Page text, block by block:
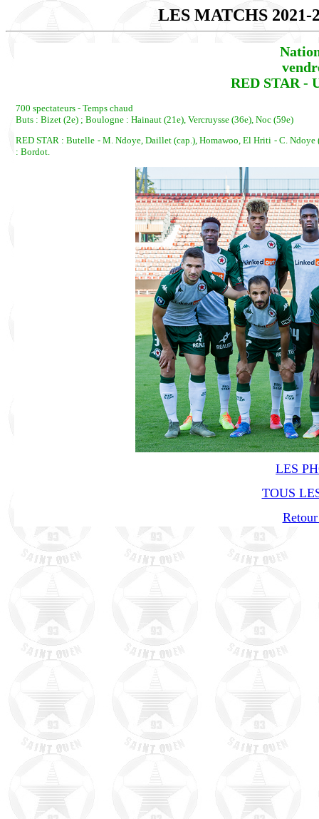
LES MATCHS
RED STAR -
700 spectateurs - Temps chaud
Buts : Bizet (2e) ; Boulogne : Hainaut (21e), Vercruysse (36e), Noc (59e)
RED STAR : Butelle - M. Ndoye, Daillet (cap.), Homawoo, El Hriti - C.
: Bordot.
LES
TOUS